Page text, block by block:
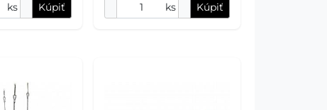
ks Kúpiť ks Kúpiť